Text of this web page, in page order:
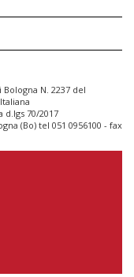
N. 2237 del
70/2017
(Bo) tel 051 0956100 - fax